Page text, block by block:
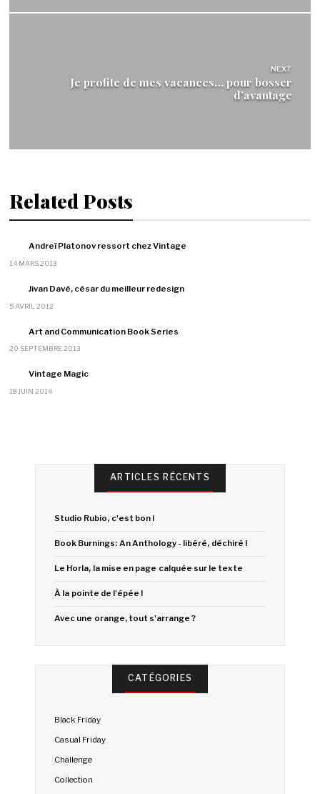
NEXT
Je profite de mes vacances… pour bosser
d’avantage
Related Posts
Andreï Platonov ressort chez Vintage
14 MARS 2013
Jivan Davé, césar du meilleur redesign
5 AVRIL 2012
Art and Communication Book Series
20 SEPTEMBRE 2013
Vintage Magic
18 JUIN 2014
ARTICLES RÉCENTS
Studio Rubio, c'est bon !
Book Burnings: An Anthology - libéré, déchiré !
Le Horla, la mise en page calquée sur le texte
À la pointe de l'épée !
Avec une orange, tout s'arrange ?
CATÉGORIES
Black Friday
Casual Friday
Challenge
Collection